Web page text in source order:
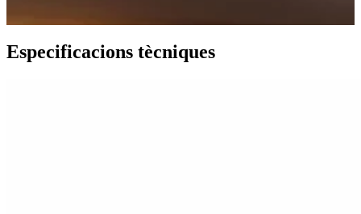
Especificacions tècniques